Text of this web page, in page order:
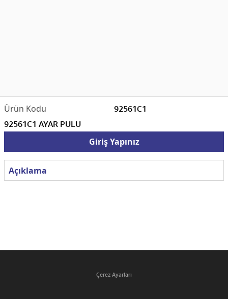
92561C1
92561C1 AYAR PULU
Giriş Yapınız
Açıklama
Çerez Ayarları